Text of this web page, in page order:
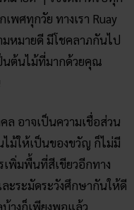
หมายดี มีโชคลาภกันไป
นต้นไม้ที่มากด้วยคุณ
ม้ให้เป็นของขวัญ ก็ไม่มี
เพิ่มพื้นที่สีเขียวอีกทาง
ระมัดระวังศึกษากันให้ดี
างก็เพียงพอแล้ว